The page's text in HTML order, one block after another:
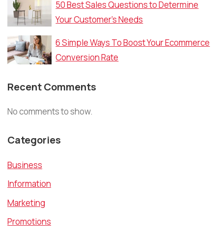
50 Best Sales Questions to Determine
Your Customer’s Needs
6 Simple Ways To Boost Your Ecommerce
Conversion Rate
Recent Comments
No comments to show.
Categories
Business
Information
Marketing
Promotions